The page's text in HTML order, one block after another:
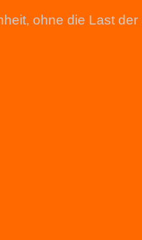
ohne die Last